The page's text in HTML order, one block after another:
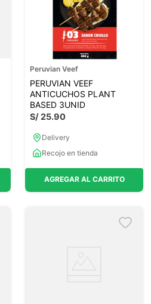
Peruvian Veef
PERUVIAN VEEF
ANTICUCHOS PLANT
BASED 3UNID
S/25.90
Delivery
Recojo en tienda
AGREGAR AL CARRITO